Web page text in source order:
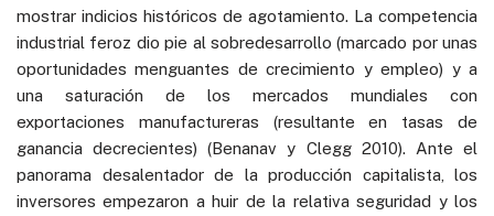
mostrar indicios históricos de agotamiento. La competencia
industrial feroz dio pie al sobredesarrollo (marcado por unas
oportunidades menguantes de crecimiento y empleo) y a
una saturación de los mercados mundiales con
exportaciones manufactureras (resultante en tasas de
ganancia decrecientes) (Benanav y Clegg 2010). Ante el
panorama desalentador de la producción capitalista, los
inversores empezaron a huir de la relativa seguridad y los